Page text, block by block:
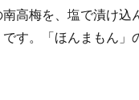
高梅を、塩で漬け込
す。「ほんまもん」